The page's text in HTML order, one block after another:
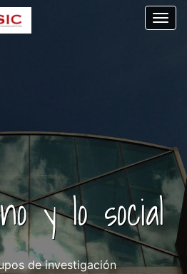
y lo social
de investigación